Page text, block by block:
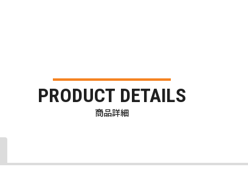
PRODUCT DETAILS
商品詳細